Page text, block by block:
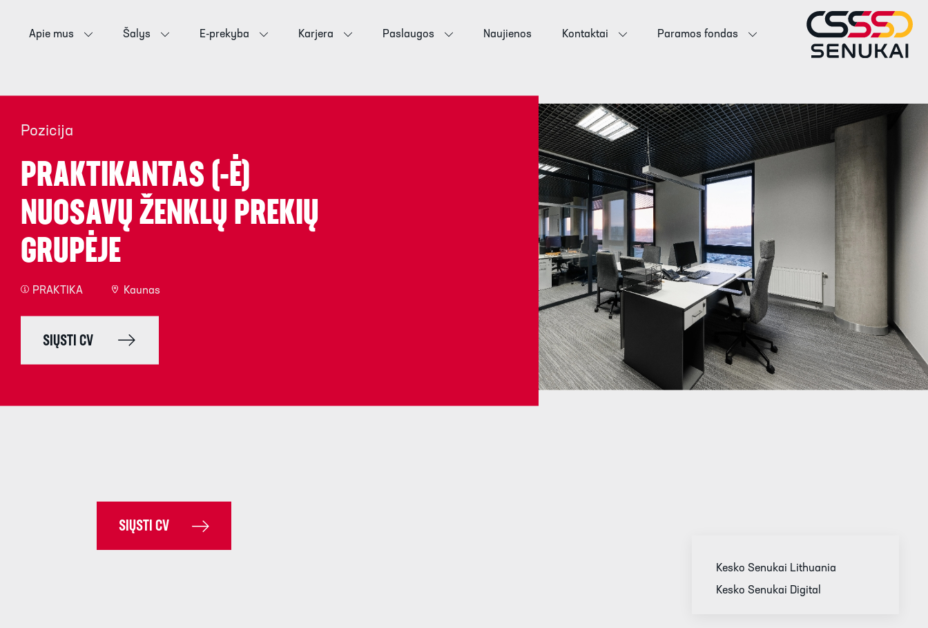
Apie mus Šalys E-prekyba Karjera Paslaugos Naujienos Kontaktai Paramos fondas
Pozicija
PRAKTIKANTAS (-Ė)
NUOSAVŲ ŽENKLŲ PREKIŲ
GRUPĖJE
PRAKTIKA Kaunas
SIŲSTI CV
SIŲSTI CV
Kesko Senukai Lithuania
Kesko Senukai Digital